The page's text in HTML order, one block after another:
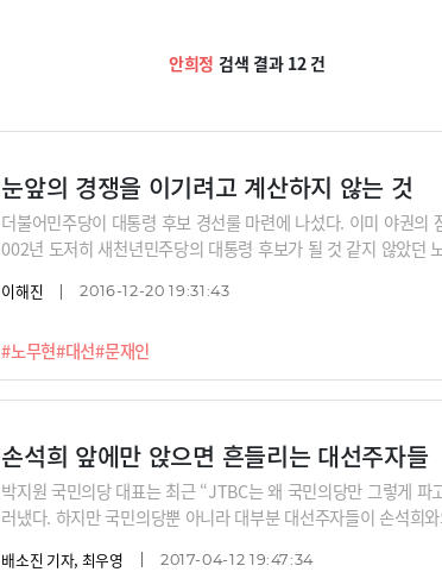
안희정 검색 결과 12 건
눈앞의 경쟁을 이기려고 계산하지 않는 것
#노무현#대선#문재인
더불어민주당이 대통령 후보 경선룰 마련에 나섰다. 이미 야권
002년 도저히 새천년민주당의 대통령 후보가 될 것 같지 않았던
이해진 2016-12-20 19:31:43
손석희 앞에만 앉으면 흔들리는 대선주자들
박지원 국민의당 대표는 최근 “JTBC는 왜 국민의당만 그렇게
러냈다. 하지만 국민의당뿐 아니라 대부분 대선주자들이 손석희
배소진 기자, 최우영 2017-04-12 19:47:34